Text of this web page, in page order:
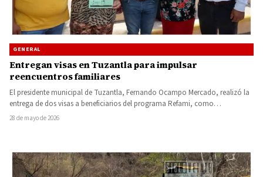
GENERAL
Entregan visas en Tuzantla para impulsar
reencuentros familiares
El presidente municipal de Tuzantla, Fernando Ocampo Mercado, realizó la
entrega de dos visas a beneficiarios del programa Refami, como…
28 de mayo de 2026